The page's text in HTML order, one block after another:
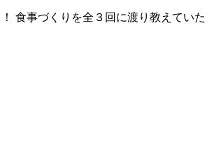
食事づくりを全３回に渡り教えていた